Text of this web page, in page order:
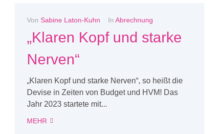
Von Sabine Laton-Kuhn In Abrechnung
„Klaren Kopf und starke
Nerven“
„Klaren Kopf und starke Nerven“, so heißt die
Devise in Zeiten von Budget und HVM! Das
Jahr 2023 startete mit...
MEHR